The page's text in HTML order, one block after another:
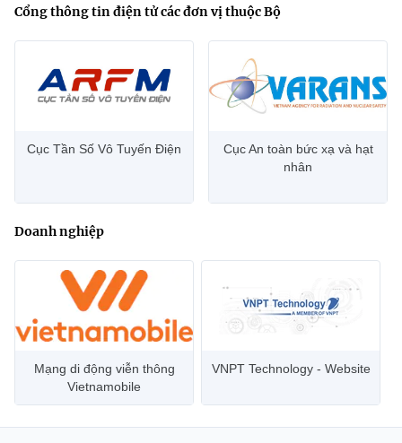
Cổng thông tin điện tử các đơn vị thuộc Bộ
Cục Tần Số Vô Tuyến Điện
Cục An toàn bức xạ và hạt
nhân
Doanh nghiệp
Mạng di động viễn thông
Vietnamobile
VNPT Technology - Website